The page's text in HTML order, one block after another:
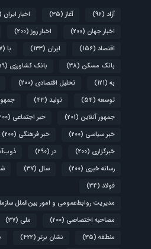
آزاد (96) آغاز (35) اخبار ایران
اخبار جهان (200) اخبار روز (200)
اقتصاد (156) ایران (133) با (107)
بانک مسکن (38) بانک کشاورزی (59)
به (121) تحلیل اقتصادی (200)
توسعه (54) تولید (43)
جمهور آنلاین (201) خبر اجتماعی (200)
خبر سیاسی (200) خبر فرهنگی (200)
خبرگزاری (200) در (290)
رسانه خبری (200) سال (37)
فولاد (34)
مدیریت روابط‌عمومی و امور بین‌الملل
مصاحبه اختصاصی (200) ملی (37)
منطقه (35) نشان برتر (422)